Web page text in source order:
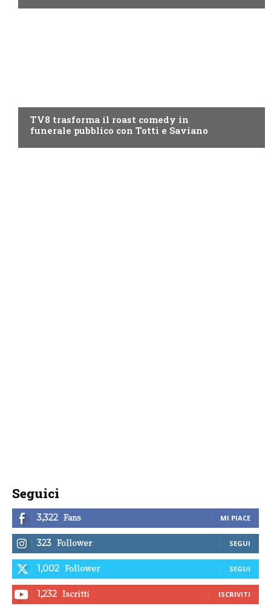
TV8 trasforma il roast comedy in
funerale pubblico con Totti e Saviano
Seguici
3,322 Fans MI PIACE
323 Follower SEGUI
1,002 Follower SEGUI
1,232 Iscritti ISCRIVITI